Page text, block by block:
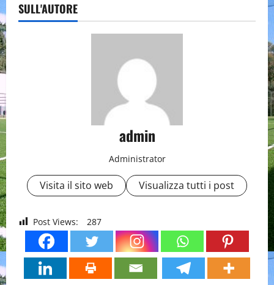
SULL'AUTORE
admin
Administrator
Visita il sito web Visualizza tutti i post
Post Views: 287